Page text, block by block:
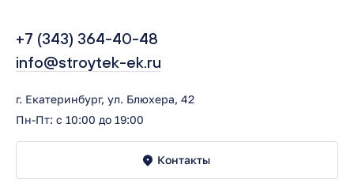
+7 (343) 364-40-48
info@stroytek-ek.ru
г. Екатеринбург, ул. Блюхера, 42
Пн-Пт: с 10:00 до 19:00
Контакты